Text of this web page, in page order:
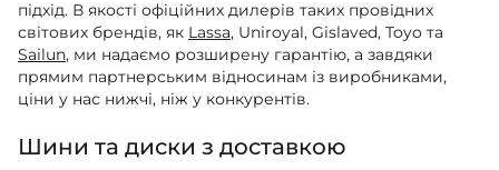
підхід. В якості офіційних дилерів таких провідних
світових брендів, як Lassa, Uniroyal, Gislaved, Toyo та
Sailun, ми надаємо розширену гарантію, а завдяки
прямим партнерським відносинам із виробниками,
ціни у нас нижчі, ніж у конкурентів.
Шини та диски з доставкою